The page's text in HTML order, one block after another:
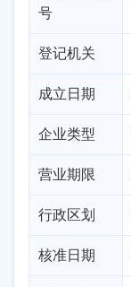
号
登记机关
成立日期
企业类型
营业期限
行政区划
核准日期